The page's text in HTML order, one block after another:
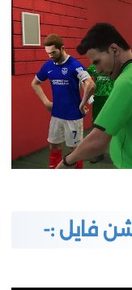
فايل :-